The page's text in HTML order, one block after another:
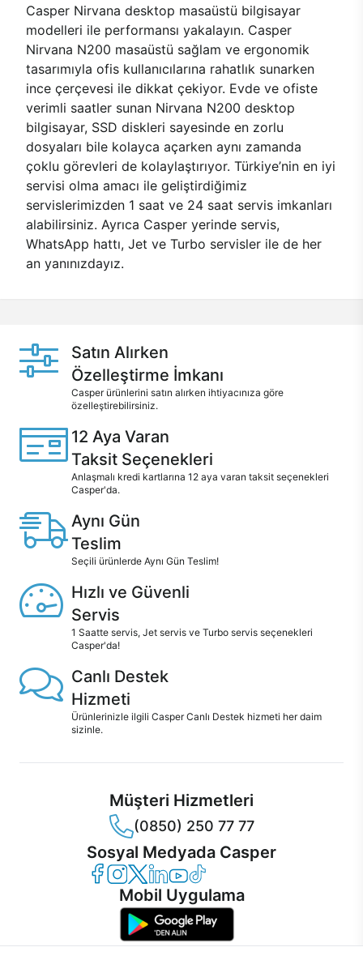
Casper Nirvana desktop masaüstü bilgisayar
modelleri ile performansı yakalayın. Casper
Nirvana N200 masaüstü sağlam ve ergonomik
tasarımıyla ofis kullanıcılarına rahatlık sunarken
ince çerçevesi ile dikkat çekiyor. Evde ve ofiste
verimli saatler sunan Nirvana N200 desktop
bilgisayar, SSD diskleri sayesinde en zorlu
dosyaları bile kolayca açarken aynı zamanda
çoklu görevleri de kolaylaştırıyor. Türkiye’nin en iyi
servisi olma amacı ile geliştirdiğimiz
servislerimizden 1 saat ve 24 saat servis imkanları
alabilirsiniz. Ayrıca Casper yerinde servis,
WhatsApp hattı, Jet ve Turbo servisler ile de her
an yanınızdayız.
Satın Alırken
Özelleştirme İmkanı
Casper ürünlerini satın alırken ihtiyacınıza göre
özelleştirebilirsiniz.
12 Aya Varan
Taksit Seçenekleri
Anlaşmalı kredi kartlarına 12 aya varan taksit seçenekleri
Casper'da.
Aynı Gün
Teslim
Seçili ürünlerde Aynı Gün Teslim!
Hızlı ve Güvenli
Servis
1 Saatte servis, Jet servis ve Turbo servis seçenekleri
Casper'da!
Canlı Destek
Hizmeti
Ürünlerinizle ilgili Casper Canlı Destek hizmeti her daim
sizinle.
Müşteri Hizmetleri
(0850) 250 77 77
Sosyal Medyada Casper
Casper Facebook
Casper Instagram
Casper Twitter
Casper LinkedIn
Casper YouTube
Casper TikTok
Mobil Uygulama